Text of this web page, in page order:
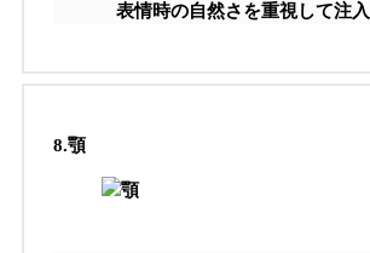
表情時の自然さを重視して注入
8.顎